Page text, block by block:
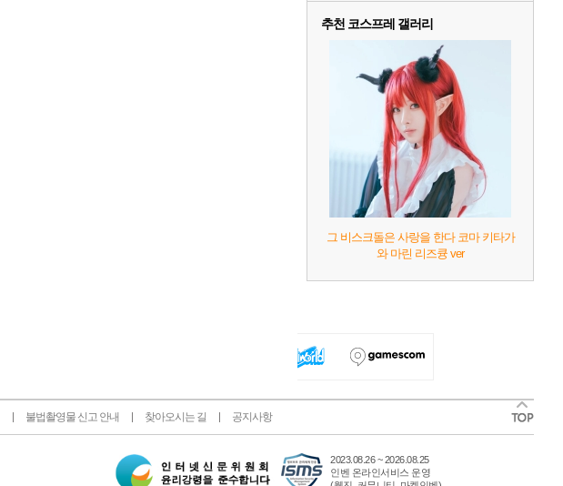
추천 코스프레 갤러리
그 비스크돌은 사랑을 한다 코마 키타가
와 마린 리즈큥 ver
불법촬영물 신고 안내 찾아오시는 길 공지사항
터
2023.08.26 ~ 2026.08.25
인벤 온라인서비스 운영